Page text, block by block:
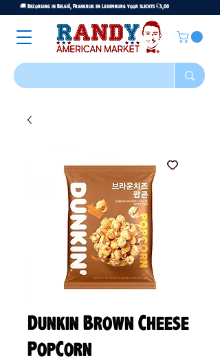
🚚 Bezorging in België, Frankrijk en Luxemburg voor slechts €3,00
Dunkin Brown Cheese
PopCorn